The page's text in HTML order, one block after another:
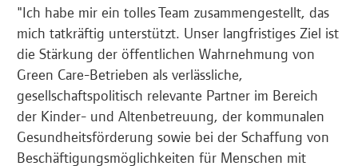
"Ich habe mir ein tolles Team zusammengestellt, das
mich tatkräftig unterstützt. Unser langfristiges Ziel ist
die Stärkung der öffentlichen Wahrnehmung von
Green Care-Betrieben als verlässliche,
gesellschaftspolitisch relevante Partner im Bereich
der Kinder- und Altenbetreuung, der kommunalen
Gesundheitsförderung sowie bei der Schaffung von
Beschäftigungsmöglichkeiten für Menschen mit